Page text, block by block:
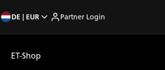
DE | EUR Partner Login
ET-Shop